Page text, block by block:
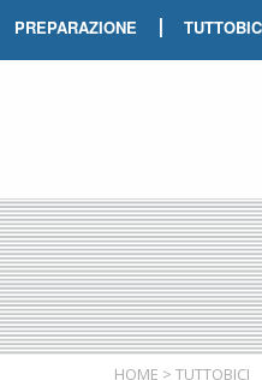
PREPARAZIONE |
HOME > TUTTOBICI